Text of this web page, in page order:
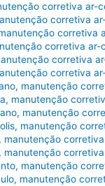
corretiva ar-
corretiva
corretiva
corretiva ar-
corretiva
corretiva
, manutenção
, manutenção
, manutenção
, manutenção
, manutenção
, manutenção
, manutenção
, manutenção